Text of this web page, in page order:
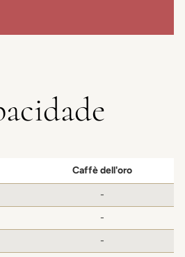
Caffè dell'oro
-
-
-